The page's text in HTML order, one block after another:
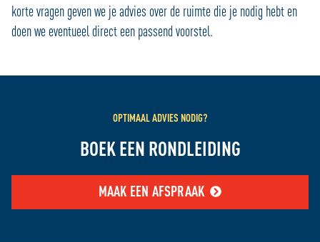
korte vragen geven we je advies over de ruimte die je nodig hebt en
doen we eventueel direct een passend voorstel.
OPTIMAAL ADVIES NODIG?
BOEK EEN RONDLEIDING
MAAK EEN AFSPRAAK